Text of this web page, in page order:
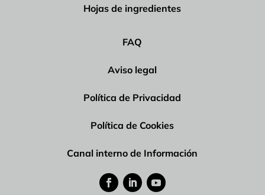
Hojas de ingredientes
FAQ
Aviso legal
Política de Privacidad
Política de Cookies
Canal interno de Información